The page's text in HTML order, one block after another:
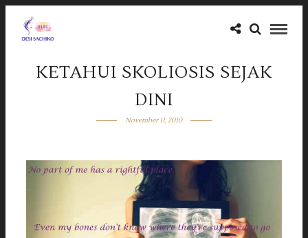
KETAHUI SKOLIOSIS SEJAK
DINI
November 11, 2010